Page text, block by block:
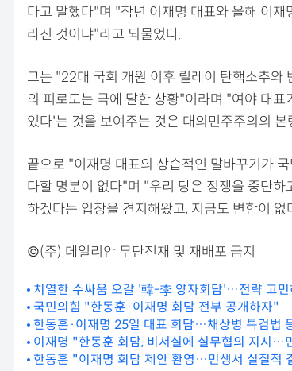
다고 말했다"며 "작년 이재명 대표와 올해 이
라진 것이냐"라고 되물었다.
그는 "22대 국회 개원 이후 릴레이 탄핵소추와
의 피로도는 극에 달한 상황"이라며 "여야 대
있다'는 것을 보여주는 것은 대의민주주의의
끝으로 "이재명 대표의 상습적인 말바꾸기가
다할 명분이 없다"며 "우리 당은 정쟁을 중단
하겠다는 입장을 견지해왔고, 지금도 변함이 없
©(주) 데일리안 무단전재 및 재배포 금지
치열한 수싸움 오갈 '韓-李 양자회담'…전략 고민
국민의힘 "한동훈·이재명 회담 전부 공개하자"
한동훈·이재명 25일 대표 회담…채상병 특검법
이재명 "한동훈 회담, 비서실에 실무협의 지시…
한동훈 "이재명 회담 제안 환영…민생서 실질적